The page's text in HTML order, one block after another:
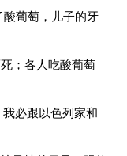
酸葡萄，儿子的牙
；各人吃酸葡萄
必跟以色列家和